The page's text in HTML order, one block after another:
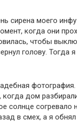
сирена моего
когда они
чтобы
голову. Тогда
фотография.
когда дом
солнце согревало
в смех, а я